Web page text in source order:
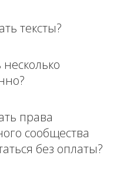
тексты?
права
сообщества
без оплаты?